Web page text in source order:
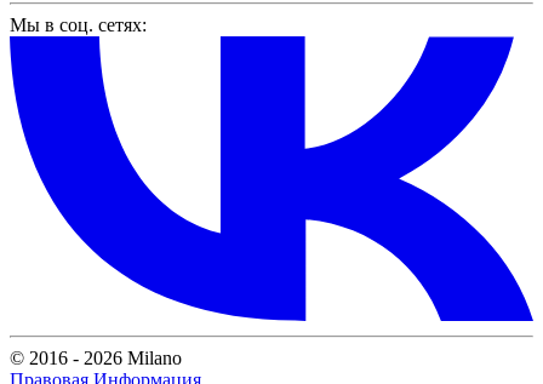
Мы в соц. сетях:
© 2016 - 2026 Milano